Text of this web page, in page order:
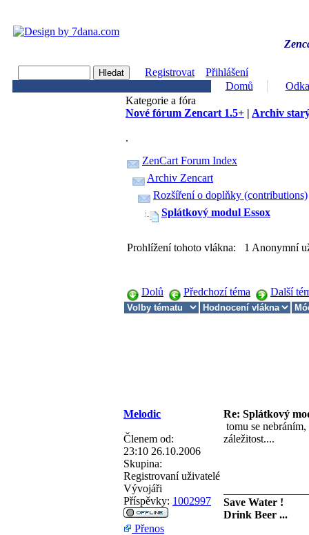
Registrovat
Přihlášení
Domů
Kategorie a fóra
Nové fórum Zencart 1.5+ | Archiv
.
ZenCart Forum Index
Archiv Zencart
Rozšíření o doplňky (contributions)
Splátkový modul Essox
Prohlížení tohoto vlákna: 1 Anonymní
Dolů Předchozí téma Další
Melodic Re: Splátkový
Členem od:
23:10 26.10.2006
Skupina:
Registrovaní uživatelé
Vývojáři
Příspěvky: 1002997
tomu se
záležitost....
Save Water !
Drink Beer ...
Přenos